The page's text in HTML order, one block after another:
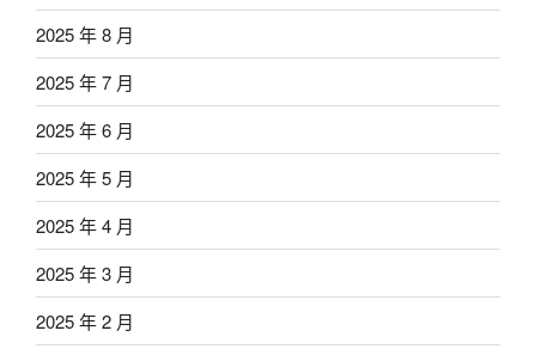
2025 年 8 月
2025 年 7 月
2025 年 6 月
2025 年 5 月
2025 年 4 月
2025 年 3 月
2025 年 2 月